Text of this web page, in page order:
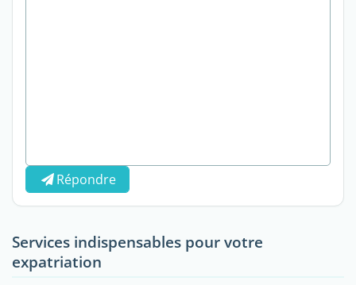
Répondre
Services indispensables pour votre
expatriation